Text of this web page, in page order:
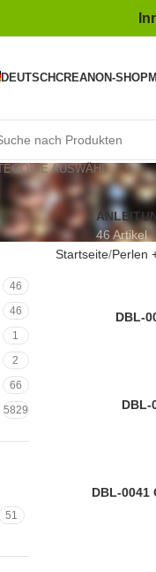
DEUTSCHCREANON-SHOP
KATEGORIE AUSWÄHLEN
46 Artikel
46
46
1
2
66
5829
51
Startseite Perlen
DBL-
DBL-
DBL-0041